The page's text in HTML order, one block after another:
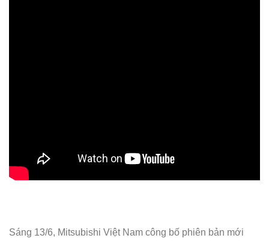
Sáng 13/6, Mitsubishi Việt Nam công bố phiên bản mới